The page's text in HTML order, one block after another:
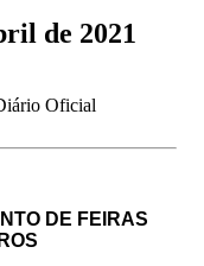
de 2021
Oficial
DE FEIRAS